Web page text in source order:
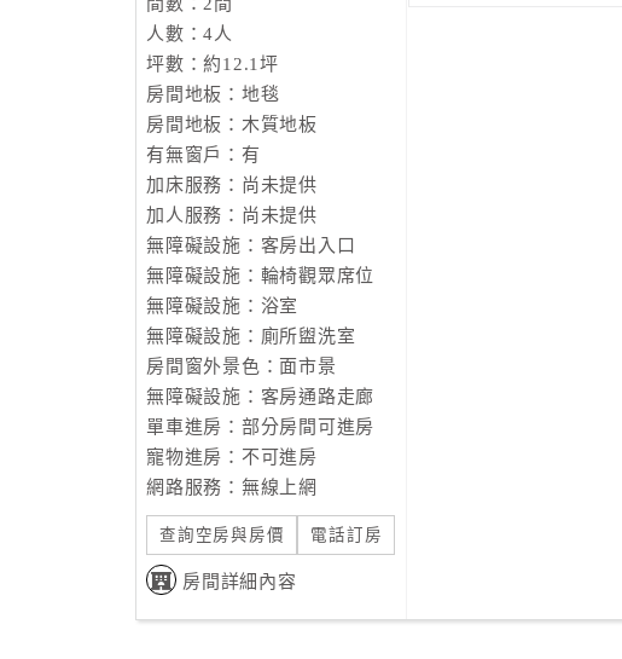
人數：4人
坪數：約12.1坪
房間地板：地毯
房間地板：木質地板
有無窗戶：有
加床服務：尚未提供
加人服務：尚未提供
無障礙設施：客房出入口
無障礙設施：輪椅觀眾席位
無障礙設施：浴室
無障礙設施：廁所盥洗室
房間窗外景色：面市景
無障礙設施：客房通路走廊
單車進房：部分房間可進房
寵物進房：不可進房
網路服務：無線上網
查詢空房與房價 電話訂房
房間詳細內容